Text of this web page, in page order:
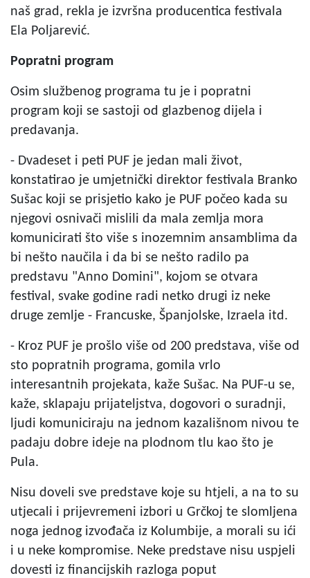
naš grad, rekla je izvršna producentica festivala
Ela Poljarević.
Popratni program
Osim službenog programa tu je i popratni
program koji se sastoji od glazbenog dijela i
predavanja.
- Dvadeset i peti PUF je jedan mali život,
konstatirao je umjetnički direktor festivala Branko
Sušac koji se prisjetio kako je PUF počeo kada su
njegovi osnivači mislili da mala zemlja mora
komunicirati što više s inozemnim ansamblima da
bi nešto naučila i da bi se nešto radilo pa
predstavu "Anno Domini", kojom se otvara
festival, svake godine radi netko drugi iz neke
druge zemlje - Francuske, Španjolske, Izraela itd.
- Kroz PUF je prošlo više od 200 predstava, više od
sto popratnih programa, gomila vrlo
interesantnih projekata, kaže Sušac. Na PUF-u se,
kaže, sklapaju prijateljstva, dogovori o suradnji,
ljudi komuniciraju na jednom kazališnom nivou te
padaju dobre ideje na plodnom tlu kao što je
Pula.
Nisu doveli sve predstave koje su htjeli, a na to su
utjecali i prijevremeni izbori u Grčkoj te slomljena
noga jednog izvođača iz Kolumbije, a morali su ići
i u neke kompromise. Neke predstave nisu uspjeli
dovesti iz financijskih razloga poput